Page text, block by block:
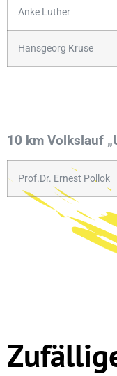
Anke Luther
Hansgeorg Kruse
10 km Volkslauf
Prof.Dr. Ernest Pollok